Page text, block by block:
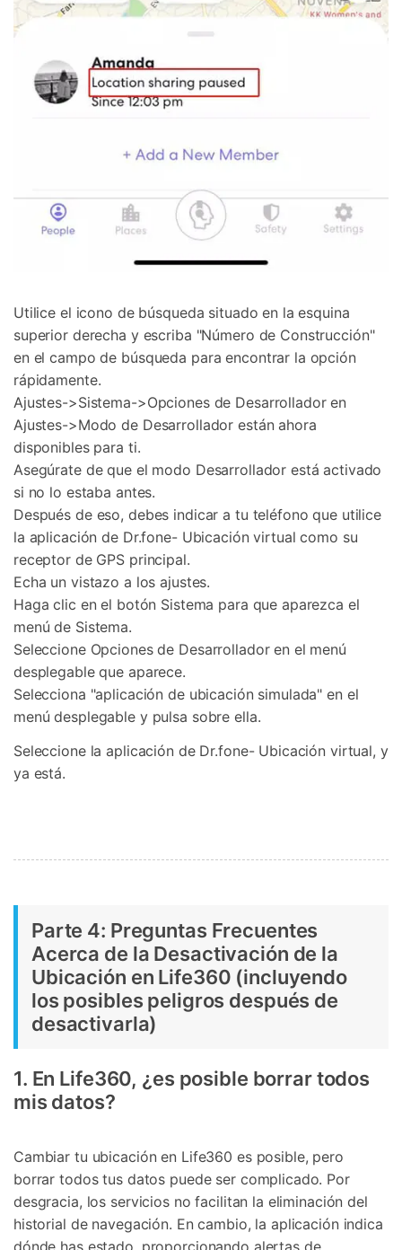
Utilice el icono de búsqueda situado en la esquina
superior derecha y escriba "Número de Construcción"
en el campo de búsqueda para encontrar la opción
rápidamente.
Ajustes->Sistema->Opciones de Desarrollador en
Ajustes->Modo de Desarrollador están ahora
disponibles para ti.
Asegúrate de que el modo Desarrollador está activado
si no lo estaba antes.
Después de eso, debes indicar a tu teléfono que utilice
la aplicación de Dr.fone- Ubicación virtual como su
receptor de GPS principal.
Echa un vistazo a los ajustes.
Haga clic en el botón Sistema para que aparezca el
menú de Sistema.
Seleccione Opciones de Desarrollador en el menú
desplegable que aparece.
Selecciona "aplicación de ubicación simulada" en el
menú desplegable y pulsa sobre ella.
Seleccione la aplicación de Dr.fone- Ubicación virtual, y
ya está.
Parte 4: Preguntas Frecuentes
Acerca de la Desactivación de la
Ubicación en Life360 (incluyendo
los posibles peligros después de
desactivarla)
1. En Life360, ¿es posible borrar todos
mis datos?
Cambiar tu ubicación en Life360 es posible, pero
borrar todos tus datos puede ser complicado. Por
desgracia, los servicios no facilitan la eliminación del
historial de navegación. En cambio, la aplicación indica
dónde has estado, proporcionando alertas de